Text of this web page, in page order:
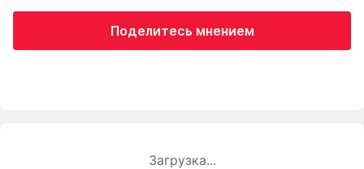
Поделитесь мнением
Загрузка...